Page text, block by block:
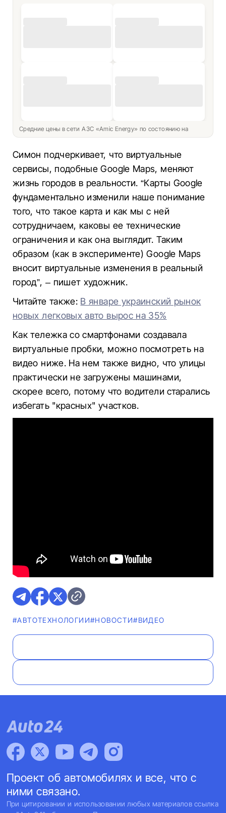
Средние цены в сети АЗС «Amic Energy» по состоянию на
Симон подчеркивает, что виртуальные
сервисы, подобные Google Maps, меняют
жизнь городов в реальности. “Карты Google
фундаментально изменили наше понимание
того, что такое карта и как мы с ней
сотрудничаем, каковы ее технические
ограничения и как она выглядит. Таким
образом (как в эксперименте) Google Maps
вносит виртуальные изменения в реальный
город”, – пишет художник.
Читайте также: В январе украинский рынок
новых легковых авто вырос на 35%
Как тележка со смартфонами создавала
виртуальные пробки, можно посмотреть на
видео ниже. На нем также видно, что улицы
практически не загружены машинами,
скорее всего, потому что водители старались
избегать "красных" участков.
#АВТОТЕХНОЛОГИИ#НОВОСТИ#ВИДЕО
Проект об автомобилях и все, что с
ними связано.
При цитировании и использовании любых материалов ссылка